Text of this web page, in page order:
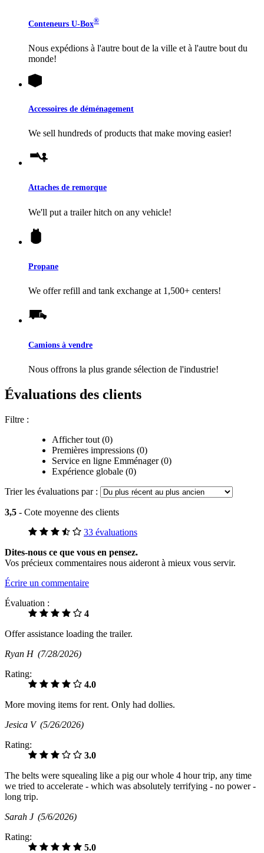
Conteneurs U-Box®
Nous expédions à l'autre bout de la ville et à l'autre bout du
monde!
Accessoires de déménagement
We sell hundreds of products that make moving easier!
Attaches de remorque
We'll put a trailer hitch on any vehicle!
Propane
We offer refill and tank exchange at 1,500+ centers!
Camions à vendre
Nous offrons la plus grande sélection de l'industrie!
Évaluations des clients
Filtre :
Afficher tout (0)
Premières impressions (0)
Service en ligne Emménager (0)
Expérience globale (0)
Trier les évaluations par :
3,5 - Cote moyenne des clients
33 évaluations
Dites-nous ce que vous en pensez.
Vos précieux commentaires nous aideront à mieux vous servir.
Écrire un commentaire
Évaluation :
4
Offer assistance loading the trailer.
Ryan H (7/28/2026)
Rating:
4.0
More moving items for rent. Only had dollies.
Jesica V (5/26/2026)
Rating:
3.0
The belts were squealing like a pig our whole 4 hour trip, any time
we tried to accelerate - which was absolutely terrifying - no power -
long trip.
Sarah J (5/6/2026)
Rating:
5.0